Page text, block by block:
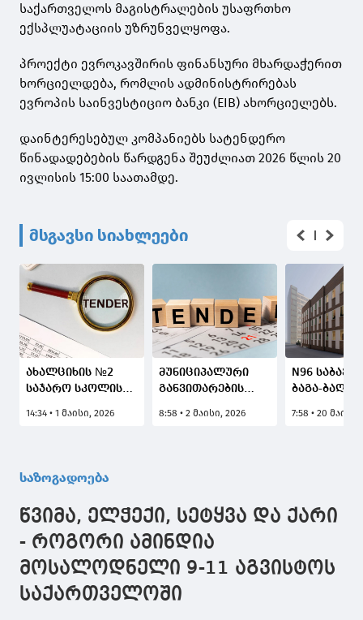
საქართველოს მაგისტრალების უსაფრთხო
ექსპლუატაციის უზრუნველყოფა.
პროექტი ევროკავშირის ფინანსური მხარდაჭერით
ხორციელდება, რომლის ადმინისტრირებას
ევროპის საინვესტიციო ბანკი (EIB) ახორციელებს.
დაინტერესებულ კომპანიებს სატენდერო
წინადადებების წარდგენა შეუძლიათ 2026 წლის 20
ივლისის 15:00 საათამდე.
მსგავსი სიახლეები
ახალციხის №2
საჯარო სკოლის
რეაბილიტაციისთვის
14:34 • 1 მაისი, 2026
მუნიციპალური
განვითარების
საჯარო სკოლის
8:58 • 2 მაისი, 2026
N96
ბაგა-ბაღის
7:58 • 20 მაისი,
საზოგადოება
წვიმა, ელჭექი, სეტყვა და ქარი
- როგორი ამინდია
მოსალოდნელი 9-11 აგვისტოს
საქართველოში